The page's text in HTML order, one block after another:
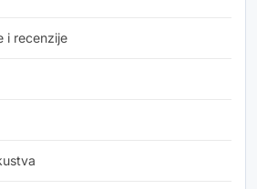
i recenzije